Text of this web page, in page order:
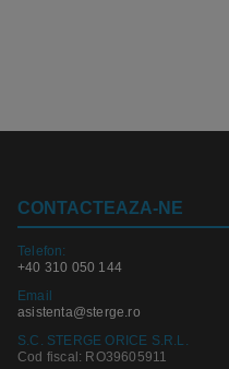
CONTACTEAZA-NE
Telefon:
+40 310 050 144
Email
asistenta@sterge.ro
S.C. STERGE ORICE S.R.L.
Cod fiscal: RO39605911